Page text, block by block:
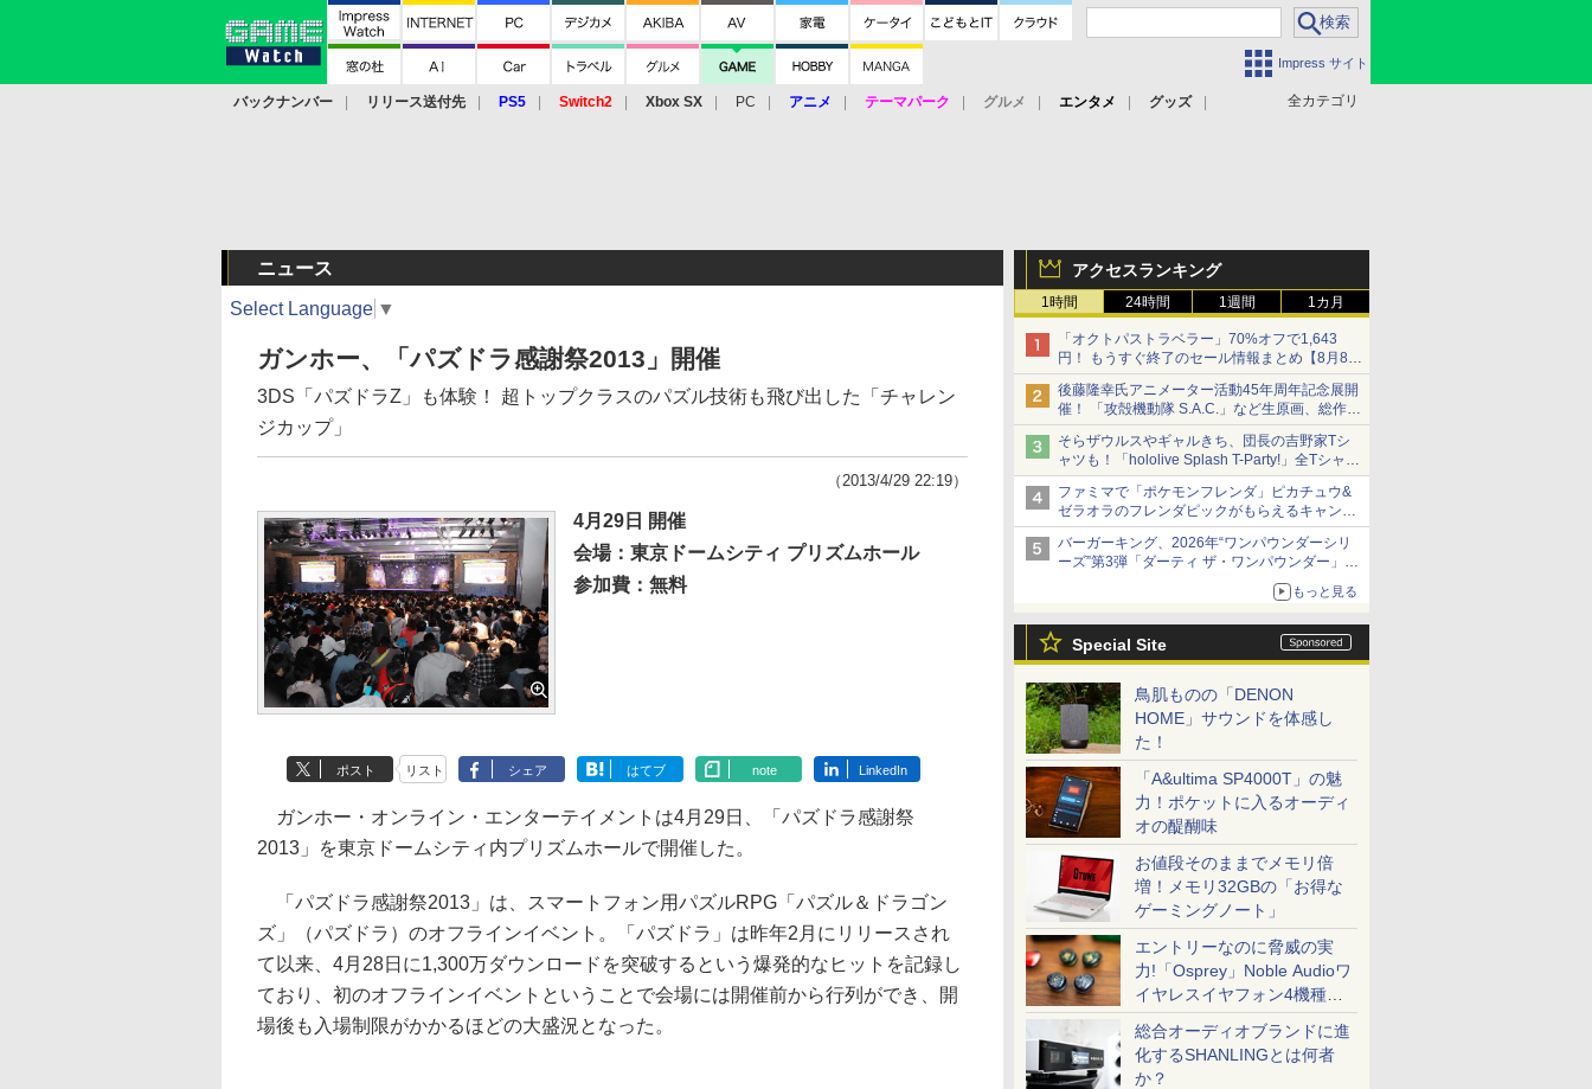
Impress サイト
全カテゴリ
バックナンバー リリース送付先 PS5 Switch2 Xbox SX PC アニメ テーマパーク グルメ エンタメ
グッズ
アクセスランキング
1時間 24時間 1週間 1カ月
「オクトパストラベラー」70%オフで1,643
円！ もうすぐ終了のセール情報まとめ【8月8日
更新】
ニンテンドーeショップでは「大神 絶景版」が
67%オフで990円
後藤隆幸氏アニメーター活動45年周年記念展開
催！ 「攻殻機動隊 S.A.C.」など生原画、総作画
監督修正が展示
そらザウルスやギャルきち、団長の吉野家Tシ
ャツも！「hololive Splash T-Party!」全Tシャツ
ラインナップ公開＆オンライン販売開始
ファミマで「ポケモンフレンダ」ピカチュウ&
ゼラオラのフレンダピックがもらえるキャンペ
ーン開催！
バーガーキング、2026年“ワンパウンダーシリ
ーズ”第3弾「ダーティ ザ・ワンパウンダー」を
「特製ガーリックマヨソース」を使用した超大
もっと見る
Special Site
鳥肌ものの「DENON
HOME」サウンドを体感し
た！
「A&ultima SP4000T」の魅
力！ポケットに入るオーディ
オの醍醐味
お値段そのままでメモリ倍
増！メモリ32GBの「お得な
ゲーミングノート」
エントリーなのに脅威の実
力!「Osprey」Noble Audioワ
イヤレスイヤフォン4機種を
一気に聴く
総合オーディオブランドに進
化するSHANLINGとは何者
か？
ニュース
Select Language ▼
ガンホー、「パズドラ感謝祭2013」開催
3DS「パズドラZ」も体験！ 超トップクラスのパズル技術も飛び出した「チャレン
ジカップ」
（2013/4/29 22:19）
4月29日 開催
会場：東京ドームシティ プリズムホール
参加費：無料
ポスト リスト シェア はてブ note LinkedIn
ガンホー・オンライン・エンターテイメントは4月29日、「パズドラ感謝祭
2013」を東京ドームシティ内プリズムホールで開催した。
「パズドラ感謝祭2013」は、スマートフォン用パズルRPG「パズル＆ドラゴン
ズ」（パズドラ）のオフラインイベント。「パズドラ」は昨年2月にリリースされ
て以来、4月28日に1,300万ダウンロードを突破するという爆発的なヒットを記録し
ており、初のオフラインイベントということで会場には開催前から行列ができ、開
場後も入場制限がかかるほどの大盛況となった。